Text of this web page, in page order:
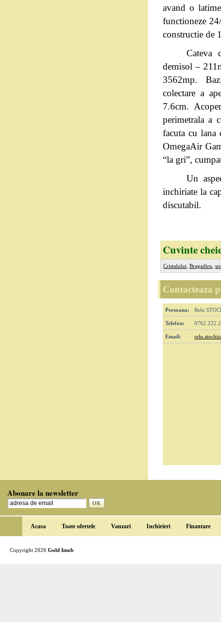
avand o
functioneze
constructie de
Cateva
demisol –
3562mp.
colectare a
7.6cm.
perimetrala a
facuta cu lana
OmegaAir
“la gri”,
Un
inchiriate la
discutabil.
Cuvinte
Cristalului Bragadiru
Contacteaza
Persoana: Relu
Telefon:
Email:
Abonare la newsletter
Acasa Toate ofertele Vanzari Inchirieri Finantare
Copyright 2026 Gold Imob